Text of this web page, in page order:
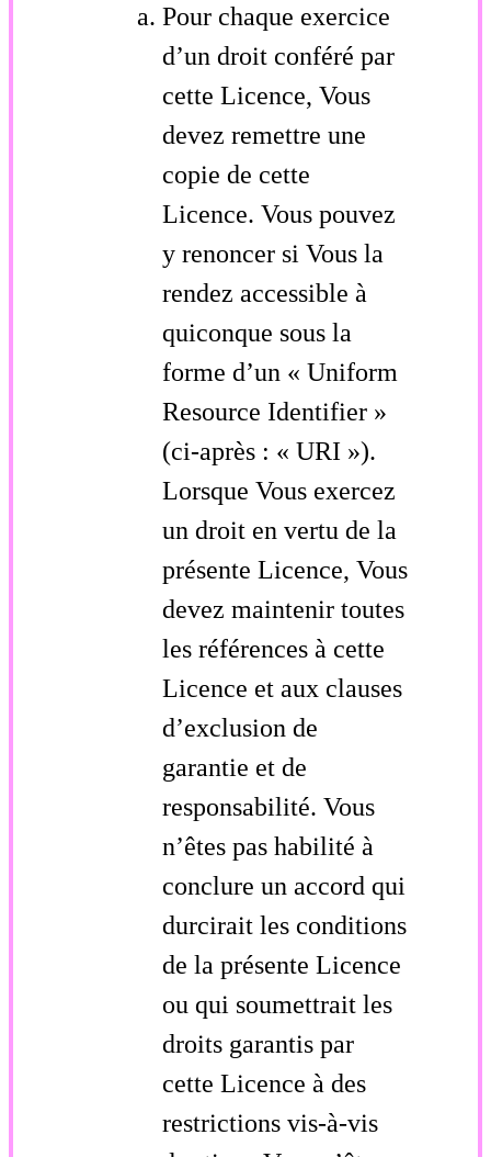
Pour chaque exercice
d’un droit conféré par
cette Licence, Vous
devez remettre une
copie de cette
Licence. Vous pouvez
y renoncer si Vous la
rendez accessible à
quiconque sous la
forme d’un « Uniform
Resource Identifier »
(ci-après : « URI »).
Lorsque Vous exercez
un droit en vertu de la
présente Licence, Vous
devez maintenir toutes
les références à cette
Licence et aux clauses
d’exclusion de
garantie et de
responsabilité. Vous
n’êtes pas habilité à
conclure un accord qui
durcirait les conditions
de la présente Licence
ou qui soumettrait les
droits garantis par
cette Licence à des
restrictions vis-à-vis